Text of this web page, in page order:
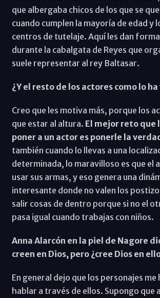
que albergaba chicos de los que se
cuando cumplen la mayoría de edad y
centros de tutelaje. Aquí les dan
durante la cabalgata de Reyes que
suele representar al rey Baltasar.
¿Y el resto de los actores como lo
Creo que les motiva más, porque los
que estar al altura. El mejor reto que
poner a un actor es ponerle la
también cuando lo llevas a una
determinada, lo maravilloso es que el
usar sus armas, y eso genera una
interesante donde no valen los
salir cosas de dentro porque si no el
pasa igual cuando trabajas con niños.
Anna Alarcón en la piel de Nagore
creen en Dios, pero ¿cree Dios en
En general dejo que los personajes me
hablar a través de ellos. Supongo que